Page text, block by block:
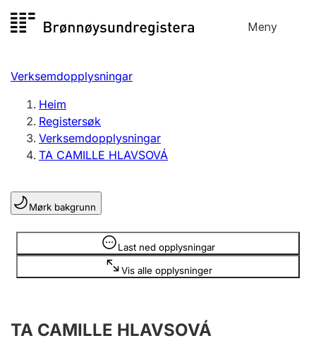
til
Meny
Registersøk
Aksjeselskap
Enkeltpersonføretak
Registrere, endre, slette
Lag og foreining
Registrere, endre, slette
Årsrekneskap
Verksemdopplysningar
Heim
Registersøk
Verksemdopplysningar
TA CAMILLE HLAVSOVÁ
Mørk bakgrunn
Last ned opplysningar
Vis alle opplysninger
Opplysninger er skjult
TA CAMILLE HLAVSOVÁ